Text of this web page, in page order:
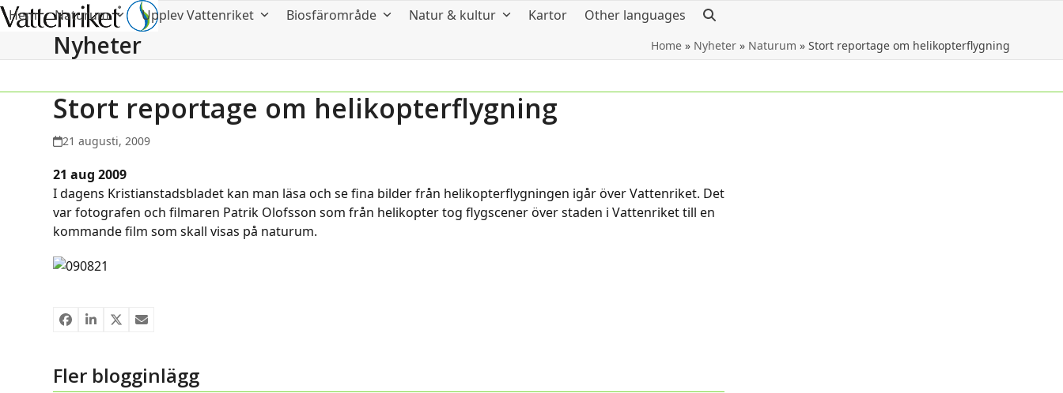
Hem Naturum Upplev Vattenriket Biosfärområde Natur & kultur Kartor Other languages
Nyheter Home» Nyheter» Naturum » Stort reportage om helikopterflygning
Stort reportage om helikopterflygning
21 augusti, 2009
21 aug 2009
I dagens Kristianstadsbladet kan man läsa och se fina bilder från helikopterflygningen igår över Vattenriket. Det
var fotografen och filmaren Patrik Olofsson som från helikopter tog flygscener över staden i Vattenriket till en
kommande film som skall visas på naturum.
Fler blogginlägg